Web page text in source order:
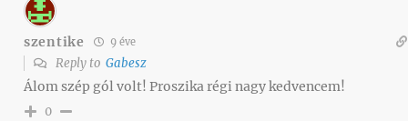
szentike 9 éve
Reply to Gabesz
Álom szép gól volt! Proszika régi nagy kedvencem!
0